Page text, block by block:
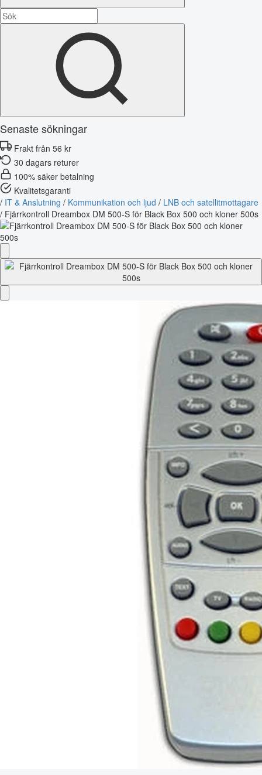
Senaste sökningar
Frakt från 56 kr
30 dagars returer
100% säker betalning
Kvalitetsgaranti
/ IT & Anslutning / Kommunikation och ljud / LNB och satellitmottagare
/ Fjärrkontroll Dreambox DM 500-S för Black Box 500 och kloner 500s